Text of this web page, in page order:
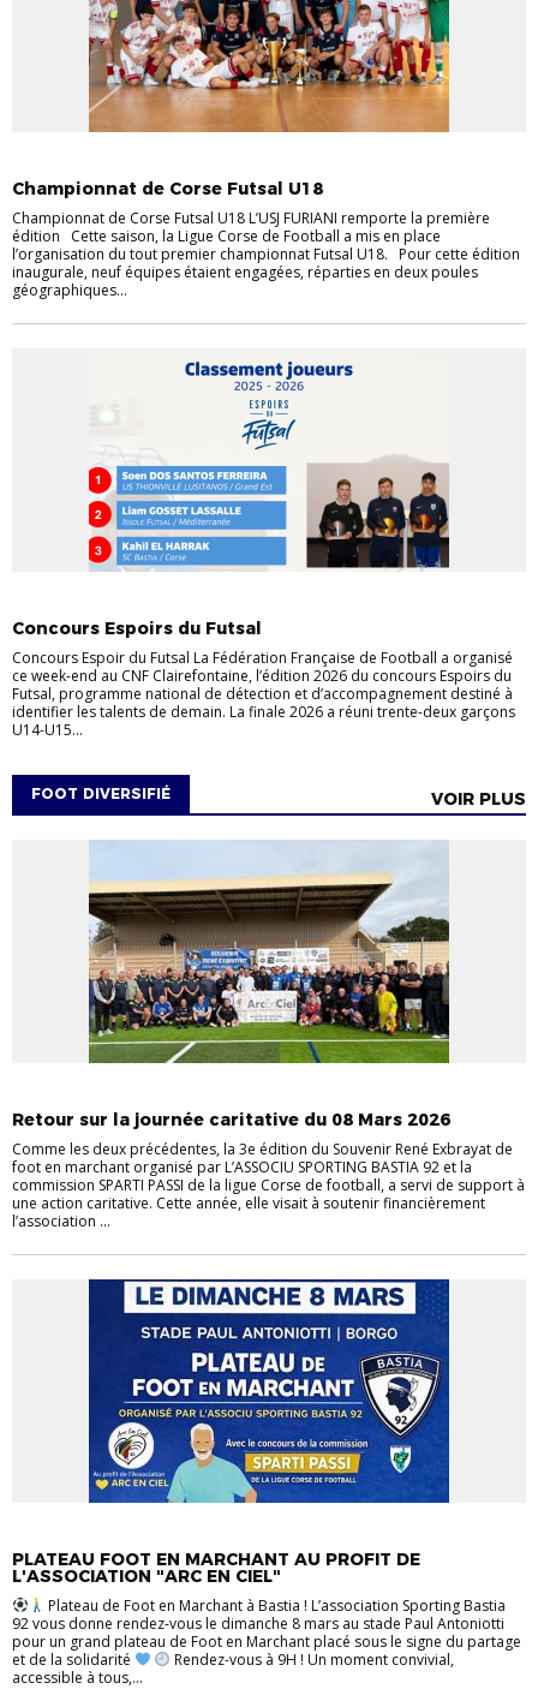
Championnat de Corse Futsal U18
Championnat de Corse Futsal U18 L’USJ FURIANI remporte la première
édition Cette saison, la Ligue Corse de Football a mis en place
l’organisation du tout premier championnat Futsal U18. Pour cette édition
inaugurale, neuf équipes étaient engagées, réparties en deux poules
géographiques...
Concours Espoirs du Futsal
Concours Espoir du Futsal La Fédération Française de Football a organisé
ce week-end au CNF Clairefontaine, l’édition 2026 du concours Espoirs du
Futsal, programme national de détection et d’accompagnement destiné à
identifier les talents de demain. La finale 2026 a réuni trente-deux garçons
U14-U15...
FOOT DIVERSIFIÉ VOIR PLUS
Retour sur la journée caritative du 08 Mars 2026
Comme les deux précédentes, la 3e édition du Souvenir René Exbrayat de
foot en marchant organisé par L’ASSOCIU SPORTING BASTIA 92 et la
commission SPARTI PASSI de la ligue Corse de football, a servi de support à
une action caritative. Cette année, elle visait à soutenir financièrement
l’association ...
PLATEAU FOOT EN MARCHANT AU PROFIT DE
L'ASSOCIATION "ARC EN CIEL"
Plateau de Foot en Marchant à Bastia ! L’association Sporting Bastia
92 vous donne rendez-vous le dimanche 8 mars au stade Paul Antoniotti
pour un grand plateau de Foot en Marchant placé sous le signe du partage
et de la solidarité
Rendez-vous à 9H ! Un moment convivial,
accessible à tous,...